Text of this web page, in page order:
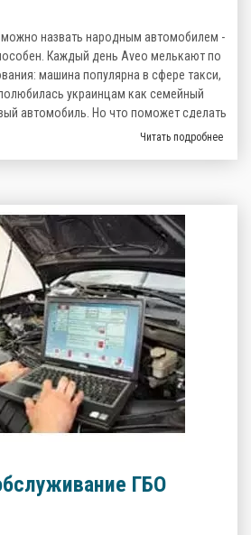
назвать народным автомобилем -
Каждый день Aveo мелькают по
машина популярна в сфере такси,
украинцам как семейный
автомобиль. Но что поможет сделать
выгодной? Верно, комплект
которое сэкономит кучу денег на
Читать подробнее
ГБО